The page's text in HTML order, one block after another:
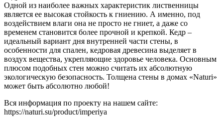
Одной из наиболее важных характеристик лиственницы
является ее высокая стойкость к гниению. А именно, под
воздействием влаги она не просто не гниет, а даже со
временем становится более прочной и крепкой. Кедр –
идеальный вариант дня внутренней части стены, в
особенности для спален, кедровая древесина выделяет в
воздух вещества, укрепляющие здоровье человека. Основным
плюсом подобных стен можно считать их абсолютную
экологическую безопасность. Толщена стены в домах «Naturi»
может быть абсолютно любой!
Вся информация по проекту на нашем сайте:
https://naturi.su/product/imperiya